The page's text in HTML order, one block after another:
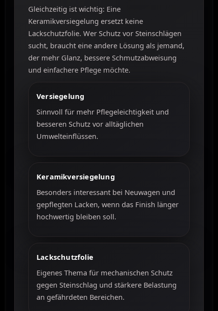
Gleichzeitig ist wichtig: Eine
Keramikversiegelung ersetzt keine
Lackschutzfolie. Wer Schutz vor Steinschlägen
sucht, braucht eine andere Lösung als jemand,
der mehr Glanz, bessere Schmutzabweisung
und einfachere Pflege möchte.
Versiegelung
Sinnvoll für mehr Pflegeleichtigkeit und
besseren Schutz vor alltäglichen
Umwelteinflüssen.
Keramikversiegelung
Besonders interessant bei Neuwagen und
gepflegten Lacken, wenn das Finish länger
hochwertig bleiben soll.
Lackschutzfolie
Eigenes Thema für mechanischen Schutz
gegen Steinschlag und stärkere Belastung
an gefährdeten Bereichen.